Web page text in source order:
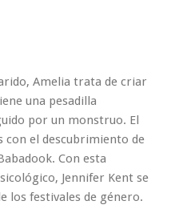
Amelia trata de criar
una pesadilla
por un monstruo. El
con el descubrimiento de
Con esta
Jennifer Kent se
los festivales de género.